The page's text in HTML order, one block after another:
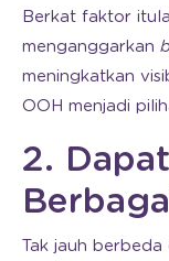
Berkat faktor
menganggarkan
meningkatkan
OOH menjadi
2.
Tak jauh